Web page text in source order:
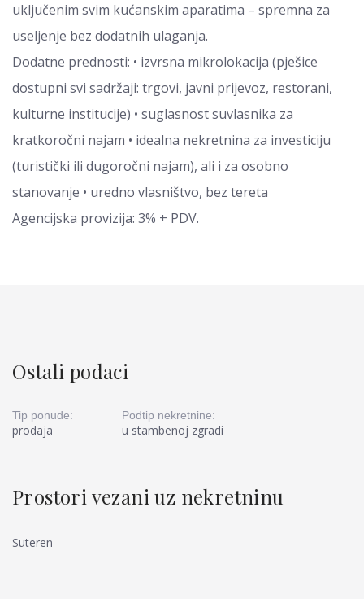
uključenim svim kućanskim aparatima – spremna za
useljenje bez dodatnih ulaganja.
Dodatne prednosti: • izvrsna mikrolokacija (pješice
dostupni svi sadržaji: trgovi, javni prijevoz, restorani,
kulturne institucije) • suglasnost suvlasnika za
kratkoročni najam • idealna nekretnina za investiciju
(turistički ili dugoročni najam), ali i za osobno
stanovanje • uredno vlasništvo, bez tereta
Agencijska provizija: 3% + PDV.
Ostali podaci
Tip ponude:
prodaja
Podtip nekretnine:
u stambenoj zgradi
Prostori vezani uz nekretninu
Suteren